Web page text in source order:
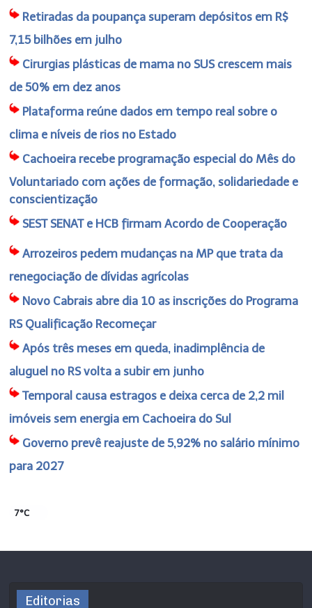
Retiradas da poupança superam depósitos em R$
7,15 bilhões em julho
Cirurgias plásticas de mama no SUS crescem mais
de 50% em dez anos
Plataforma reúne dados em tempo real sobre o
clima e níveis de rios no Estado
Cachoeira recebe programação especial do Mês do
Voluntariado com ações de formação, solidariedade e
conscientização
SEST SENAT e HCB firmam Acordo de Cooperação
Arrozeiros pedem mudanças na MP que trata da
renegociação de dívidas agrícolas
Novo Cabrais abre dia 10 as inscrições do Programa
RS Qualificação Recomeçar
Após três meses em queda, inadimplência de
aluguel no RS volta a subir em junho
Temporal causa estragos e deixa cerca de 2,2 mil
imóveis sem energia em Cachoeira do Sul
Governo prevê reajuste de 5,92% no salário mínimo
para 2027
7°C
Editorias